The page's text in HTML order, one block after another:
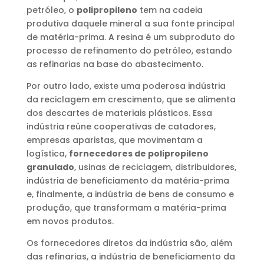
petróleo, o polipropileno tem na cadeia
produtiva daquele mineral a sua fonte principal
de matéria-prima. A resina é um subproduto do
processo de refinamento do petróleo, estando
as refinarias na base do abastecimento.
Por outro lado, existe uma poderosa indústria
da reciclagem em crescimento, que se alimenta
dos descartes de materiais plásticos. Essa
indústria reúne cooperativas de catadores,
empresas aparistas, que movimentam a
logística, fornecedores de polipropileno
granulado, usinas de reciclagem, distribuidores,
indústria de beneficiamento da matéria-prima
e, finalmente, a indústria de bens de consumo e
produção, que transformam a matéria-prima
em novos produtos.
Os fornecedores diretos da indústria são, além
das refinarias, a indústria de beneficiamento da